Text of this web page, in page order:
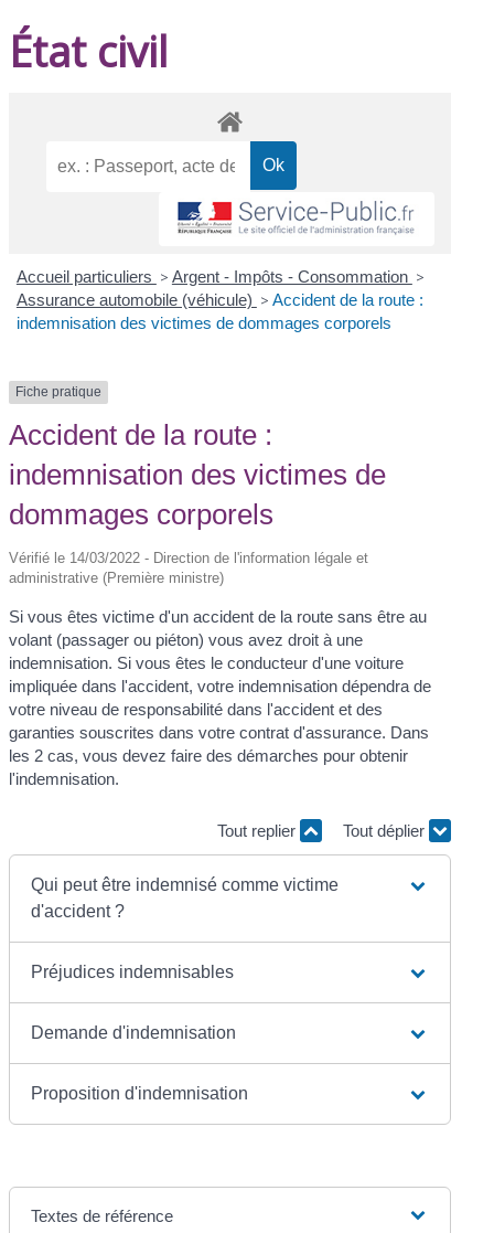
État civil
Accueil particuliers > Argent - Impôts - Consommation >
Assurance automobile (véhicule) > Accident de la route :
indemnisation des victimes de dommages corporels
Fiche pratique
Accident de la route :
indemnisation des victimes de
dommages corporels
Vérifié le 14/03/2022 - Direction de l'information légale et
administrative (Première ministre)
Si vous êtes victime d'un accident de la route sans être au
volant (passager ou piéton) vous avez droit à une
indemnisation. Si vous êtes le conducteur d'une voiture
impliquée dans l'accident, votre indemnisation dépendra de
votre niveau de responsabilité dans l'accident et des
garanties souscrites dans votre contrat d'assurance. Dans
les 2 cas, vous devez faire des démarches pour obtenir
l'indemnisation.
Tout replier Tout déplier
Qui peut être indemnisé comme victime
d'accident ?
Préjudices indemnisables
Demande d'indemnisation
Proposition d'indemnisation
Textes de référence